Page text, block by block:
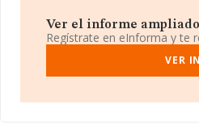
núm. 26 1 Pta A, (28020), en el
En relación con el sector y
nacional la facturación alcanza
facturación entre todas las
millones de euros. Finalmente,
Ver el informe ampliado
Regístrate en eInforma y te
VER